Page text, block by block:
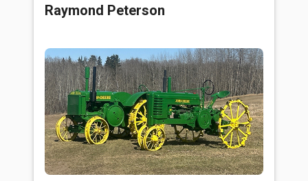
Raymond Peterson